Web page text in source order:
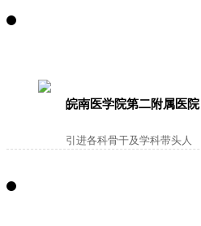
皖南医学院第二附属医院
引进各科骨干及学科带头人